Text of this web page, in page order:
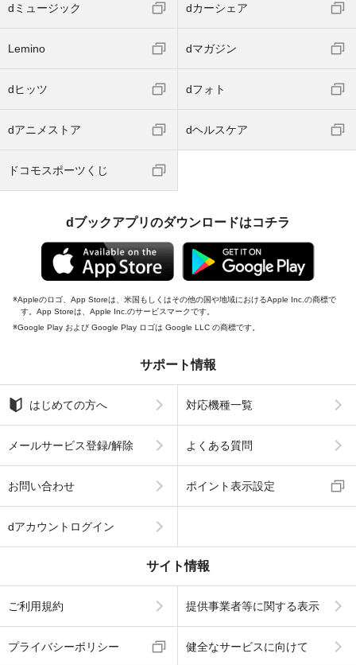
dミュージック dカーシェア
Lemino dマガジン
dヒッツ dフォト
dアニメストア dヘルスケア
ドコモスポーツくじ
dブックアプリのダウンロードはコチラ
Appleのロゴ、App Storeは、米国もしくはその他の国や地域におけるApple Inc.の商標で
す。App Storeは、Apple Inc.のサービスマークです。
Google Play および Google Play ロゴは Google LLC の商標です。
サポート情報
はじめての方へ 対応機種一覧
メールサービス登録/解除 よくある質問
お問い合わせ ポイント表示設定
dアカウントログイン
サイト情報
ご利用規約 提供事業者等に関する表示
プライバシーポリシー 健全なサービスに向けて